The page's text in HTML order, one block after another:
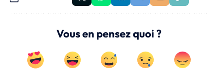
Vous en pensez quoi ?